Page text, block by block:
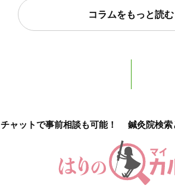
コラムをもっと読む
チャットで事前相談も可能！ 鍼灸院検索